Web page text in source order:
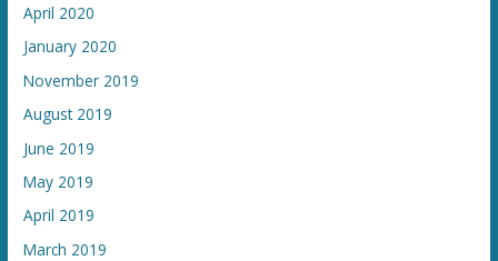
April 2020
January 2020
November 2019
August 2019
June 2019
May 2019
April 2019
March 2019